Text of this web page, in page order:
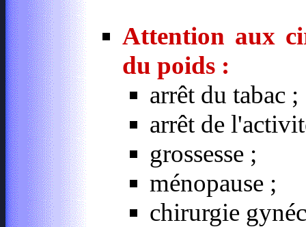
Attention aux
du poids :
arrêt du tabac ;
arrêt de
grossesse ;
ménopause ;
chirurgie